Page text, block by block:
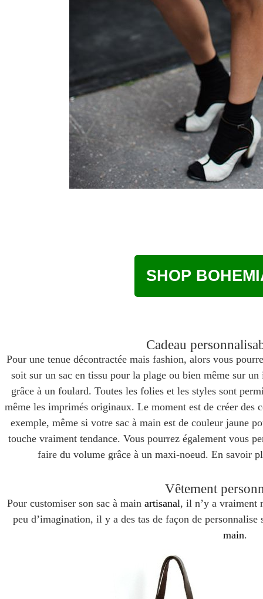
SHOP
Cadeau
Pour une tenue décontractée mais fashion, alors vous
soit sur un sac en tissu pour la plage ou bien même sur
grâce à un foulard. Toutes les folies et les styles sont
même les imprimés originaux. Le moment est de créer des
exemple, même si votre sac à main est de couleur jaune
touche vraiment tendance. Vous pourrez également vous
faire du volume grâce à un maxi-noeud. En savoir
Vêtement
Pour customiser son sac à main artisanal, il n’y a vraiment
peu d’imagination, il y a des tas de façon de personnalise
main.